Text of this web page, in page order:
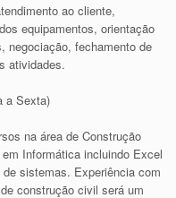
ao cliente,
equipamentos, orientação
negociação, fechamento de
atividades.
a Sexta)
na área de Construção
Informática incluindo Excel
sistemas. Experiência com
construção civil será um